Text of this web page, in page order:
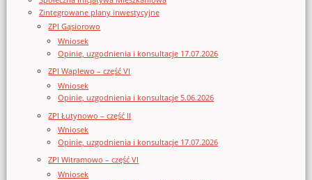
Zintegrowane plany inwestycyjne
ZPI Gąsiorowo
Wniosek
Opinie, uzgodnienia i konsultacje 17.07.2026
ZPI Waplewo – część VI
Wniosek
Opinie, uzgodnienia i konsultacje 5.06.2026
ZPI Łutynowo – część II
Wniosek
Opinie, uzgodnienia i konsultacje 17.07.2026
ZPI Witramowo – część VI
Wniosek